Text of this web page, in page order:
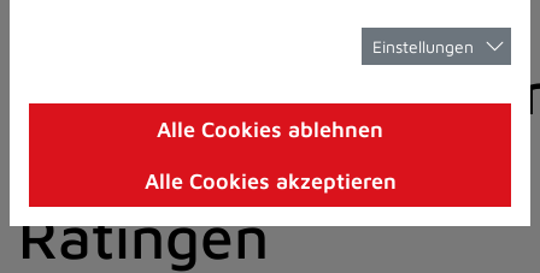
8)
I)
der Stadt
Ratingen
Einstellungen
Alle Cookies ablehnen
Alle Cookies akzeptieren